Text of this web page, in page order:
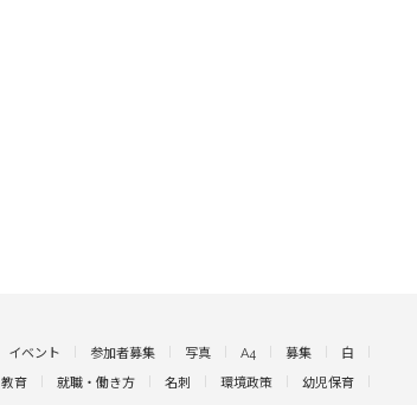
イベント 参加者募集 写真 A4 募集
白
教育 就職・働き方 名刺 環境政策 幼児保育